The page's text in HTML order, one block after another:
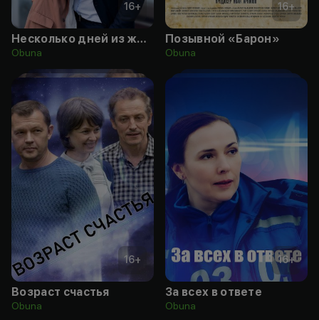
16+
Несколько дней из жизни доктора Калистратовой
Obuna
16+
Позывной «Барон»
Obuna
16+
Возраст счастья
Obuna
16+
За всех в ответе
Obuna